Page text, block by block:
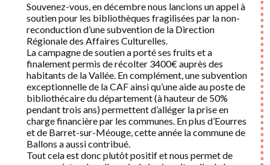
Souvenez-vous, en décembre nous lancions un appel à
soutien pour les bibliothèques fragilisées par la non-
reconduction d’une subvention de la Direction
Régionale des Affaires Culturelles.
La campagne de soutien a porté ses fruits et a
finalement permis de récolter 3400€ auprès des
habitants de la Vallée. En complément, une subvention
exceptionnelle de la CAF ainsi qu’une aide au poste de
bibliothécaire du département (à hauteur de 50%
pendant trois ans) permettent d’alléger la prise en
charge financière par les communes. En plus d’Eourres
et de Barret-sur-Méouge, cette année la commune de
Ballons a aussi contribué.
Tout cela est donc plutôt positif et nous permet de